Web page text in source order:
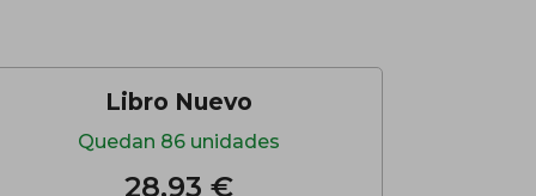
Libro Nuevo
Quedan 86 unidades
28,93 €